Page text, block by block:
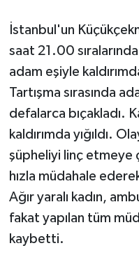
İstanbul'un
saat 21.00
adam eşiyle
Tartışma sırasında
defalarca bıçakladı.
kaldırımda yığıldı.
şüpheliyi linç etmeye
hızla müdahale
Ağır yaralı kadın,
fakat yapılan tüm
kaybetti.
MEDYA
SEÇİM 2011
BİLİMNET
Yemek
SİVİL TOPLUM
SEÇİM 2014